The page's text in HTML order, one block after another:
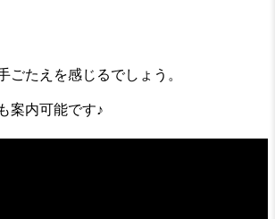
たえを感じるでしょう。
案内可能です♪